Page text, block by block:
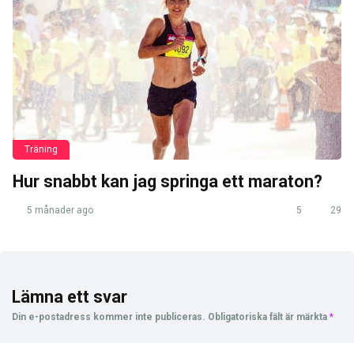
Träning
Hur snabbt kan jag springa ett maraton?
5 månader ago 5 29
Lämna ett svar
Din e-postadress kommer inte publiceras. Obligatoriska fält är märkta *